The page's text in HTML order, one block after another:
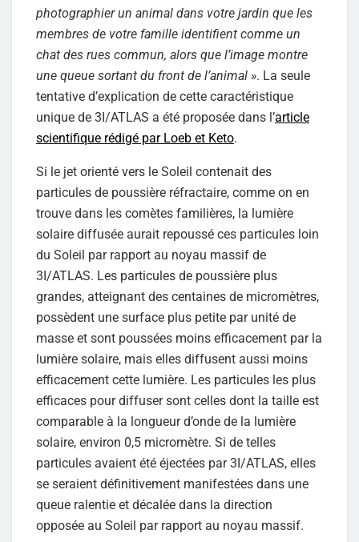
photographier un animal dans votre jardin que les
membres de votre famille identifient comme un
chat des rues commun, alors que l’image montre
une queue sortant du front de l’animal ». La seule
tentative d’explication de cette caractéristique
unique de 3I/ATLAS a été proposée dans l’article
scientifique rédigé par Loeb et Keto.
Si le jet orienté vers le Soleil contenait des
particules de poussière réfractaire, comme on en
trouve dans les comètes familières, la lumière
solaire diffusée aurait repoussé ces particules loin
du Soleil par rapport au noyau massif de
3I/ATLAS. Les particules de poussière plus
grandes, atteignant des centaines de micromètres,
possèdent une surface plus petite par unité de
masse et sont poussées moins efficacement par la
lumière solaire, mais elles diffusent aussi moins
efficacement cette lumière. Les particules les plus
efficaces pour diffuser sont celles dont la taille est
comparable à la longueur d’onde de la lumière
solaire, environ 0,5 micromètre. Si de telles
particules avaient été éjectées par 3I/ATLAS, elles
se seraient définitivement manifestées dans une
queue ralentie et décalée dans la direction
opposée au Soleil par rapport au noyau massif.